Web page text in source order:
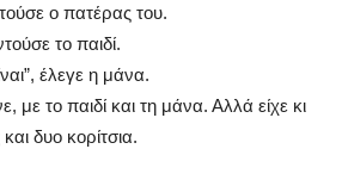
ο πατέρας του.
το παιδί.
έλεγε η μάνα.
με το παιδί και τη μάνα. Αλλά είχε κι
δυο κορίτσια.